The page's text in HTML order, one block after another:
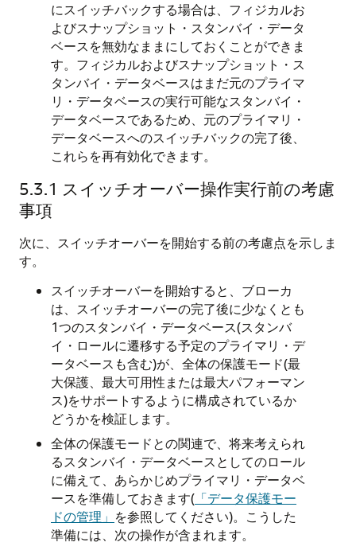
にスイッチバックする場合は、フィジカルお
よびスナップショット・スタンバイ・データ
ベースを無効なままにしておくことができま
す。フィジカルおよびスナップショット・ス
タンバイ・データベースはまだ元のプライマ
リ・データベースの実行可能なスタンバイ・
データベースであるため、元のプライマリ・
データベースへのスイッチバックの完了後、
これらを再有効化できます。
5.3.1 スイッチオーバー操作実行前の考慮
事項
次に、スイッチオーバーを開始する前の考慮点を示しま
す。
スイッチオーバーを開始すると、ブローカ
は、スイッチオーバーの完了後に少なくとも
1つのスタンバイ・データベース(スタンバ
イ・ロールに遷移する予定のプライマリ・デ
ータベースも含む)が、全体の保護モード(最
大保護、最大可用性または最大パフォーマン
ス)をサポートするように構成されているか
どうかを検証します。
全体の保護モードとの関連で、将来考えられ
るスタンバイ・データベースとしてのロール
に備えて、あらかじめプライマリ・データベ
ースを準備しておきます( 「データ保護モー
ドの管理」 を参照してください)。こうした
準備には、次の操作が含まれます。